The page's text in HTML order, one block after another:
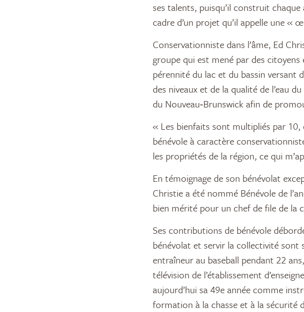
ses talents, puisqu’il construit
cadre d’un projet qu’il appelle une «
Conservationniste dans l’âme, Ed
groupe qui est mené par des
pérennité du lac et du bassin versant
des niveaux et de la qualité de l’eau
du Nouveau‑Brunswick afin de
« Les bienfaits sont multipliés par 10,
bénévole à caractère
les propriétés de la région, ce qui
En témoignage de son bénévolat
Christie a été nommé Bénévole de
bien mérité pour un chef de file de la
Ses contributions de bénévole
bénévolat et servir la collectivité sont
entraîneur au baseball pendant 22
télévision de l’établissement
aujourd’hui sa 49e année comme
formation à la chasse et à la sécurité